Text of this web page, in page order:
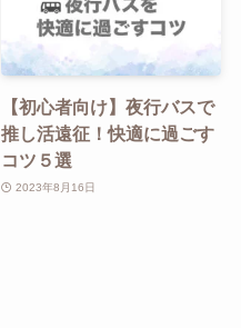
【初心者向け】夜行バスで
推し活遠征！快適に過ごす
コツ５選
2023年8月16日